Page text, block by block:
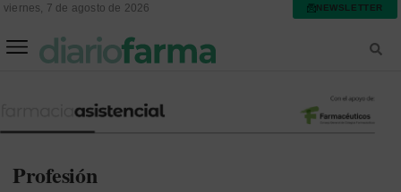
viernes, 7 de agosto de 2026 NEWSLETTER
Profesión